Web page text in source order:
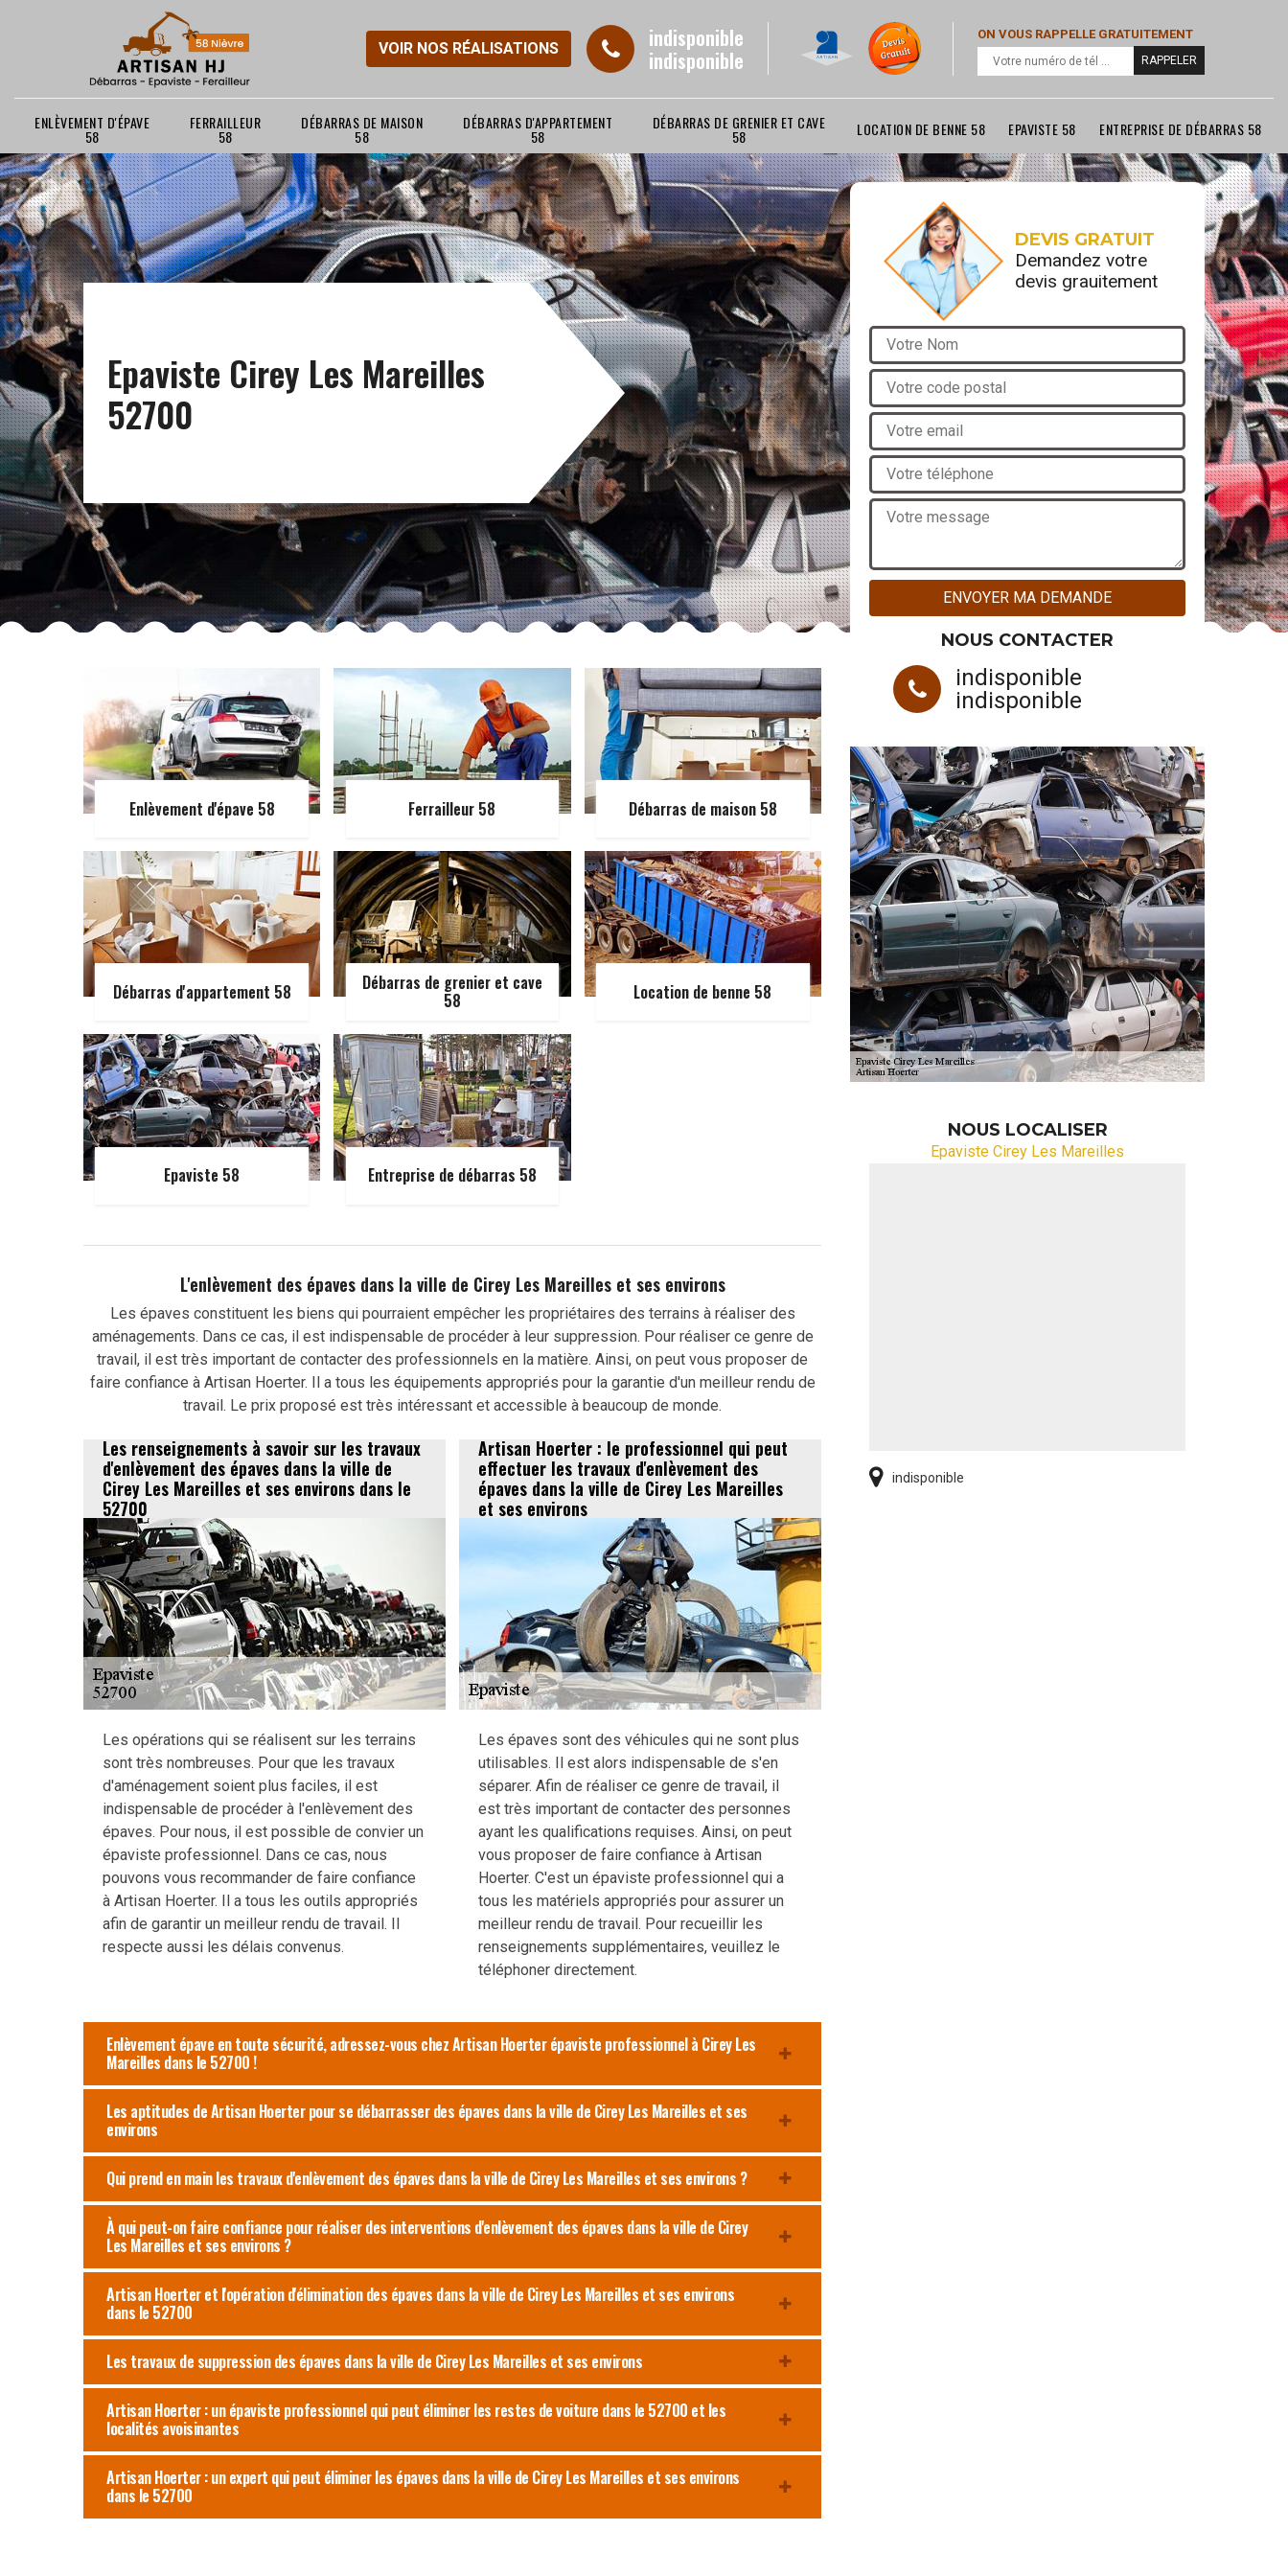
VOIR NOS RÉALISATIONS
indisponible
indisponible
ON VOUS RAPPELLE GRATUITEMENT
ENLÈVEMENT D'ÉPAVE
58
FERRAILLEUR
58
DÉBARRAS DE MAISON
58
DÉBARRAS D'APPARTEMENT
58
DÉBARRAS DE GRENIER ET CAVE
58 LOCATION DE BENNE 58 EPAVISTE 58 ENTREPRISE DE DÉBARRAS 58
Epaviste Cirey Les Mareilles
52700
Enlèvement d'épave 58 Ferrailleur 58 Débarras de maison 58
Débarras d'appartement 58 Débarras de grenier et cave
58 Location de benne 58
Epaviste 58 Entreprise de débarras 58
L'enlèvement des épaves dans la ville de Cirey Les Mareilles et ses environs
Les épaves constituent les biens qui pourraient empêcher les propriétaires des terrains à réaliser des
aménagements. Dans ce cas, il est indispensable de procéder à leur suppression. Pour réaliser ce genre de
travail, il est très important de contacter des professionnels en la matière. Ainsi, on peut vous proposer de
faire confiance à Artisan Hoerter. Il a tous les équipements appropriés pour la garantie d'un meilleur rendu de
travail. Le prix proposé est très intéressant et accessible à beaucoup de monde.
Les renseignements à savoir sur les travaux
d'enlèvement des épaves dans la ville de
Cirey Les Mareilles et ses environs dans le
52700
Les opérations qui se réalisent sur les terrains
sont très nombreuses. Pour que les travaux
d'aménagement soient plus faciles, il est
indispensable de procéder à l'enlèvement des
épaves. Pour nous, il est possible de convier un
épaviste professionnel. Dans ce cas, nous
pouvons vous recommander de faire confiance
à Artisan Hoerter. Il a tous les outils appropriés
afin de garantir un meilleur rendu de travail. Il
respecte aussi les délais convenus.
Artisan Hoerter : le professionnel qui peut
effectuer les travaux d'enlèvement des
épaves dans la ville de Cirey Les Mareilles
et ses environs
Les épaves sont des véhicules qui ne sont plus
utilisables. Il est alors indispensable de s'en
séparer. Afin de réaliser ce genre de travail, il
est très important de contacter des personnes
ayant les qualifications requises. Ainsi, on peut
vous proposer de faire confiance à Artisan
Hoerter. C'est un épaviste professionnel qui a
tous les matériels appropriés pour assurer un
meilleur rendu de travail. Pour recueillir les
renseignements supplémentaires, veuillez le
téléphoner directement.
Enlèvement épave en toute sécurité, adressez-vous chez Artisan Hoerter épaviste professionnel à Cirey Les
Mareilles dans le 52700 !
Les aptitudes de Artisan Hoerter pour se débarrasser des épaves dans la ville de Cirey Les Mareilles et ses
environs
Qui prend en main les travaux d'enlèvement des épaves dans la ville de Cirey Les Mareilles et ses environs ?
À qui peut-on faire confiance pour réaliser des interventions d'enlèvement des épaves dans la ville de Cirey
Les Mareilles et ses environs ?
Artisan Hoerter et l'opération d'élimination des épaves dans la ville de Cirey Les Mareilles et ses environs
dans le 52700
Les travaux de suppression des épaves dans la ville de Cirey Les Mareilles et ses environs
Artisan Hoerter : un épaviste professionnel qui peut éliminer les restes de voiture dans le 52700 et les
localités avoisinantes
Artisan Hoerter : un expert qui peut éliminer les épaves dans la ville de Cirey Les Mareilles et ses environs
dans le 52700
DEVIS GRATUIT
Demandez votre
devis grauitement
NOUS CONTACTER
indisponible
indisponible
NOUS LOCALISER
Epaviste Cirey Les Mareilles
indisponible